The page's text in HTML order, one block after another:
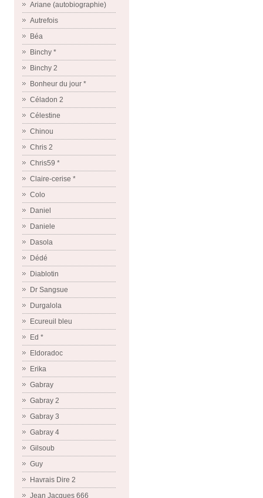
Ariane (autobiographie)
Autrefois
Béa
Binchy *
Binchy 2
Bonheur du jour *
Céladon 2
Célestine
Chinou
Chris 2
Chris59 *
Claire-cerise *
Colo
Daniel
Daniele
Dasola
Dédé
Diablotin
Dr Sangsue
Durgalola
Ecureuil bleu
Ed *
Eldoradoc
Erika
Gabray
Gabray 2
Gabray 3
Gabray 4
Gilsoub
Guy
Havrais Dire 2
Jean Jacques 666